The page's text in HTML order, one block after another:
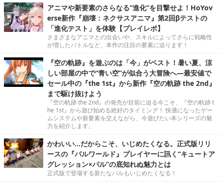
アニマや新要素のさらなる“進化”を目撃せよ！HoYov
erse新作『崩壊：ネクサスアニマ』第2回βテストの
「進化テスト」を体験【プレイレポ】
さまざまなアニマとの出会いや、スキルによってさらに戦略性
が増したバトルなど、本作の注目の要素に迫ります！
『空の軌跡』を遊ぶのは「今」がベスト！暑い夏、涼
しい部屋の中で“青い空”が似合う大冒険へ―最安値で
セール中の『the 1st』から新作『空の軌跡 the 2nd』
まで駆け抜けよう
『空の軌跡 the 2nd』の発売が目前に迫る今こそ、『空の軌跡 t
he 1st』から遊び始める絶好のタイミング！ 快適になったゲー
ムシステムや新要素を交えながら、今遊びたい本シリーズの魅
力を紹介します。
かわいい…だからこそ、いじめたくなる。正式版リリ
ースの『パルワールド』プレイヤーに訊く“キュートア
グレッション×パル”の底知れぬ魅力とは
正式版で登場する新たなパルもいじめたくなる！